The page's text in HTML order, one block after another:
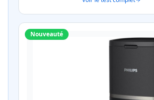
Nouveauté